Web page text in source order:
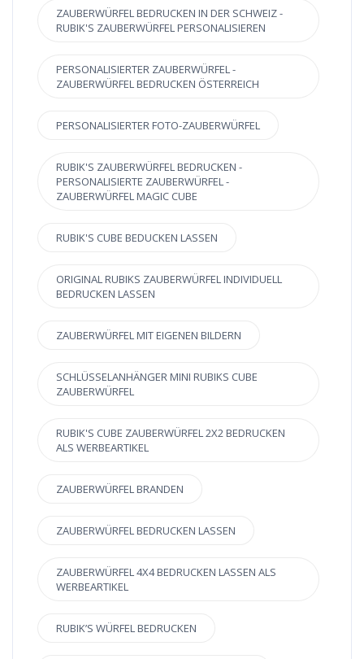
ZAUBERWÜRFEL BEDRUCKEN IN DER SCHWEIZ -
RUBIK'S ZAUBERWÜRFEL PERSONALISIEREN
PERSONALISIERTER ZAUBERWÜRFEL -
ZAUBERWÜRFEL BEDRUCKEN ÖSTERREICH
PERSONALISIERTER FOTO-ZAUBERWÜRFEL
RUBIK'S ZAUBERWÜRFEL BEDRUCKEN -
PERSONALISIERTE ZAUBERWÜRFEL -
ZAUBERWÜRFEL MAGIC CUBE
RUBIK'S CUBE BEDUCKEN LASSEN
ORIGINAL RUBIKS ZAUBERWÜRFEL INDIVIDUELL
BEDRUCKEN LASSEN
ZAUBERWÜRFEL MIT EIGENEN BILDERN
SCHLÜSSELANHÄNGER MINI RUBIKS CUBE
ZAUBERWÜRFEL
RUBIK'S CUBE ZAUBERWÜRFEL 2X2 BEDRUCKEN
ALS WERBEARTIKEL
ZAUBERWÜRFEL BRANDEN
ZAUBERWÜRFEL BEDRUCKEN LASSEN
ZAUBERWÜRFEL 4X4 BEDRUCKEN LASSEN ALS
WERBEARTIKEL
RUBIK’S WÜRFEL BEDRUCKEN